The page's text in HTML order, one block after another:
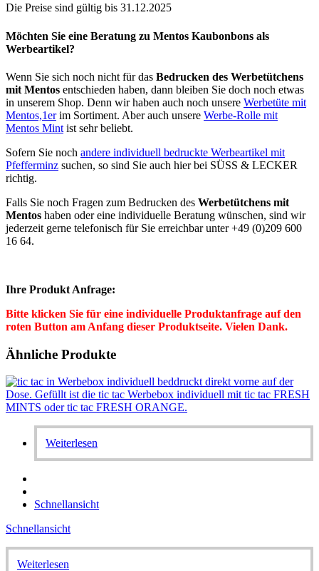
Die Preise sind gültig bis 31.12.2025
Möchten Sie eine Beratung zu Mentos Kaubonbons als
Werbeartikel?
Wenn Sie sich noch nicht für das Bedrucken des Werbetütchens
mit Mentos entschieden haben, dann bleiben Sie doch noch etwas
in unserem Shop. Denn wir haben auch noch unsere Werbetüte mit
Mentos,1erim Sortiment. Aber auch unsere Werbe-Rolle mit
Mentos Mint ist sehr beliebt.
Sofern Sie noch andere individuell bedruckte Werbeartikel mit
Pfefferminz suchen, so sind Sie auch hier bei SÜSS & LECKER
richtig.
Falls Sie noch Fragen zum Bedrucken des Werbetütchens mit
Mentos haben oder eine individuelle Beratung wünschen, sind wir
jederzeit gerne telefonisch für Sie erreichbar unter +49 (0)209 600
16 64.
Ihre Produkt Anfrage:
Bitte klicken Sie für eine individuelle Produktanfrage auf den
roten Button am Anfang dieser Produktseite. Vielen Dank.
Ähnliche Produkte
Weiterlesen
Schnellansicht
Schnellansicht
Weiterlesen